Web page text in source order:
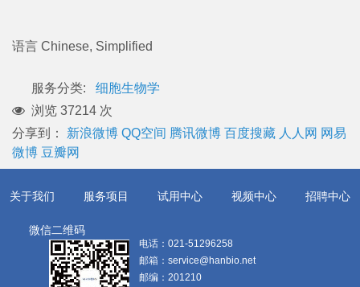
语言 Chinese, Simplified
服务分类:
细胞生物学
浏览 37214 次
分享到：
新浪微博 QQ空间 腾讯微博 百度搜藏 人人网 网易
微博 豆瓣网
关于我们 服务项目 试用中心 视频中心 招聘中心
微信二维码
电话： 021-51296258
邮箱： service@hanbio.net
邮编： 201210